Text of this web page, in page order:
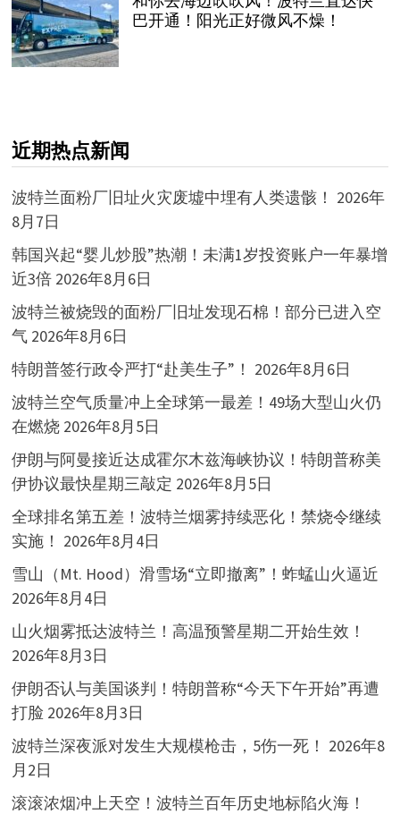
巴开通！阳光正好微风不燥！
近期热点新闻
波特兰面粉厂旧址火灾废墟中埋有人类遗骸！ 2026年
8月7日
韩国兴起“婴儿炒股”热潮！未满1岁投资账户一年暴增
近3倍 2026年8月6日
波特兰被烧毁的面粉厂旧址发现石棉！部分已进入空
气 2026年8月6日
特朗普签行政令严打“赴美生子”！ 2026年8月6日
波特兰空气质量冲上全球第一最差！49场大型山火仍
在燃烧 2026年8月5日
伊朗与阿曼接近达成霍尔木兹海峡协议！特朗普称美
伊协议最快星期三敲定 2026年8月5日
全球排名第五差！波特兰烟雾持续恶化！禁烧令继续
实施！ 2026年8月4日
雪山（Mt. Hood）滑雪场“立即撤离”！蚱蜢山火逼近
2026年8月4日
山火烟雾抵达波特兰！高温预警星期二开始生效！
2026年8月3日
伊朗否认与美国谈判！特朗普称“今天下午开始”再遭
打脸 2026年8月3日
波特兰深夜派对发生大规模枪击，5伤一死！ 2026年8
月2日
滚滚浓烟冲上天空！波特兰百年历史地标陷火海！